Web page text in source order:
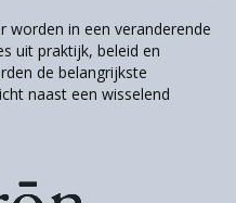
worden in een veranderende
uit praktijk, beleid en
de belangrijkste
naast een wisselend